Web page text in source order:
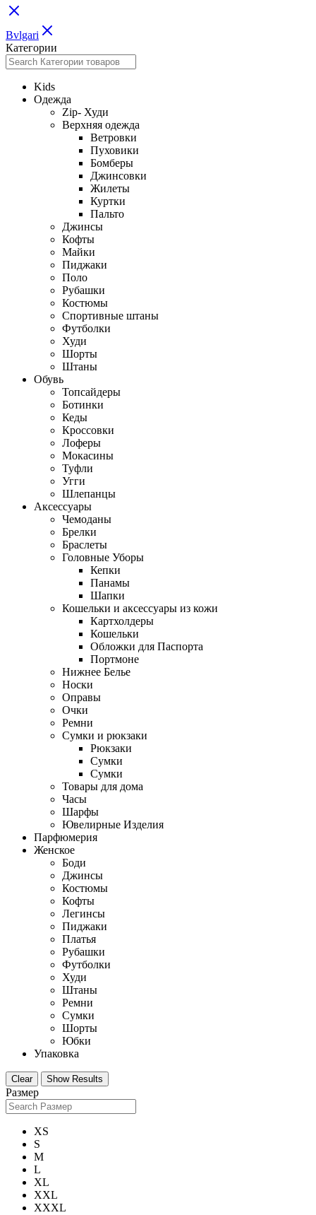
Bvlgari
Категории
Kids
Одежда
Zip- Худи
Верхняя одежда
Ветровки
Пуховики
Бомберы
Джинсовки
Жилеты
Куртки
Пальто
Джинсы
Кофты
Майки
Пиджаки
Поло
Рубашки
Костюмы
Спортивные штаны
Футболки
Худи
Шорты
Штаны
Обувь
Топсайдеры
Ботинки
Кеды
Кроссовки
Лоферы
Мокасины
Туфли
Угги
Шлепанцы
Аксессуары
Чемоданы
Брелки
Браслеты
Головные Уборы
Кепки
Панамы
Шапки
Кошельки и аксессуары из кожи
Картхолдеры
Кошельки
Обложки для Паспорта
Портмоне
Нижнее Белье
Носки
Оправы
Очки
Ремни
Сумки и рюкзаки
Рюкзаки
Сумки
Сумки
Товары для дома
Часы
Шарфы
Ювелирные Изделия
Парфюмерия
Женское
Боди
Джинсы
Костюмы
Кофты
Легинсы
Пиджаки
Платья
Рубашки
Футболки
Худи
Штаны
Ремни
Сумки
Шорты
Юбки
Упаковка
Clear Show Results
Размер
XS
S
M
L
XL
XXL
XXXL